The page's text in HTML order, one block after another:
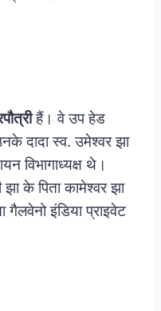
हैं। वे उप हेड
दादा स्व. उमेश्वर झा
विभागाध्यक्ष थे।
झा के पिता कामेश्वर झा
गैलवेनो इंडिया प्राइवेट